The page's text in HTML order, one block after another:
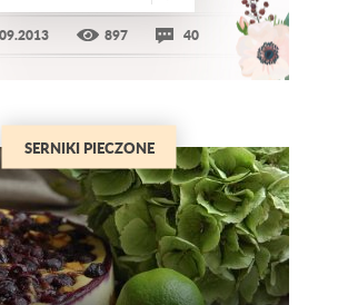
897 40
SERNIKI PIECZONE